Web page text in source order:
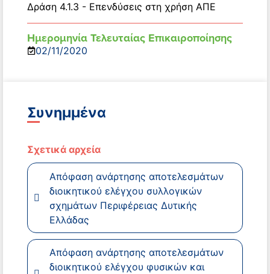
Δράση 4.1.3 - Επενδύσεις στη χρήση ΑΠΕ
Ημερομηνία Τελευταίας Επικαιροποίησης
02/11/2020
Συνημμένα
Σχετικά αρχεία
Απόφαση ανάρτησης αποτελεσμάτων
διοικητικού ελέγχου συλλογικών
σχημάτων Περιφέρειας Δυτικής
Ελλάδας
Απόφαση ανάρτησης αποτελεσμάτων
διοικητικού ελέγχου φυσικών και